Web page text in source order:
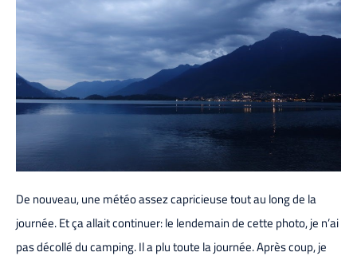
De nouveau, une météo assez capricieuse tout au long de la
journée. Et ça allait continuer: le lendemain de cette photo, je n’ai
pas décollé du camping. Il a plu toute la journée. Après coup, je